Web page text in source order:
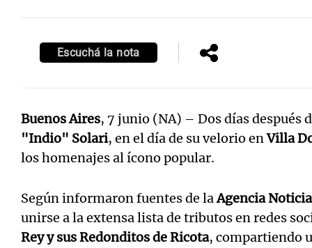
Escuchá la nota
Buenos Aires, 7 junio (NA) – Dos días después
"Indio" Solari, en el día de su velorio enVilla
los homenajes al ícono popular.
Según informaron fuentes de laAgencia
unirse a la extensa lista de tributos en redes
Rey y sus Redonditos de Ricota, compartiendo